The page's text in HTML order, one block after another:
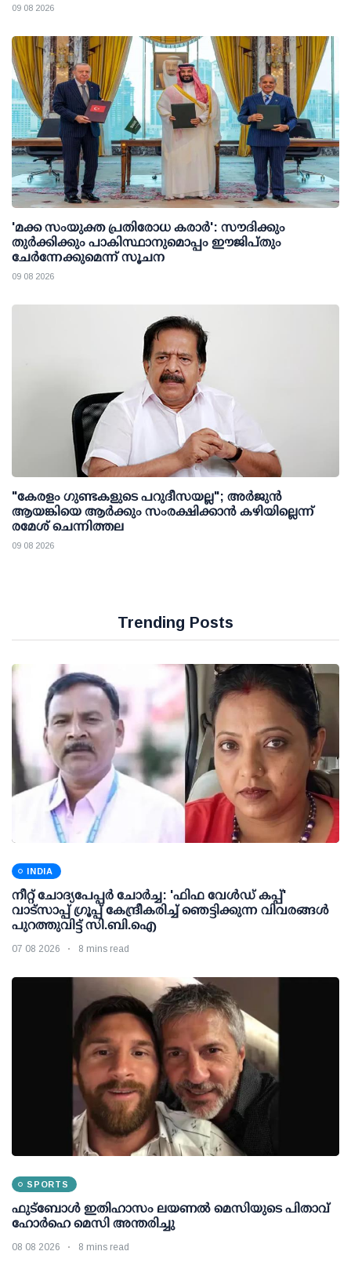
09 08 2026
'മക്ക സംയുക്ത പ്രതിരോധ കരാര്‍': സൗദിക്കും
തുര്‍ക്കിക്കും പാകിസ്ഥാനുമൊപ്പം ഈജിപ്തും
ചേര്‍ന്നേക്കുമെന്ന് സൂചന
09 08 2026
"കേരളം ഗുണ്ടകളുടെ പറുദീസയല്ല"; അർജുൻ
ആയങ്കിയെ ആർക്കും സംരക്ഷിക്കാൻ കഴിയില്ലെന്ന്
രമേശ് ചെന്നിത്തല
09 08 2026
Trending Posts
INDIA
നീറ്റ് ചോദ്യപേപ്പര്‍ ചോര്‍ച്ച: 'ഫിഫ വേള്‍ഡ് കപ്പ്'
വാട്സാപ്പ് ഗ്രൂപ്പ് കേന്ദ്രീകരിച്ച് ഞെട്ടിക്കുന്ന വിവരങ്ങള്‍
പുറത്തുവിട്ട് സി.ബി.ഐ
07 08 2026 8 mins read
SPORTS
ഫുട്ബോൾ ഇതിഹാസം ലയണൽ മെസിയുടെ പിതാവ്
ഹോർഹെ മെസി അന്തരിച്ചു
08 08 2026 8 mins read